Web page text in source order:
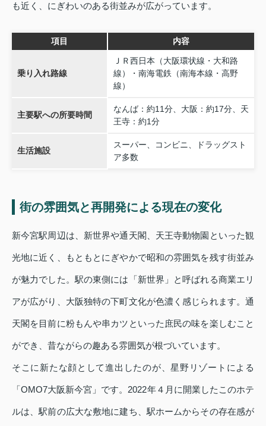
も近く、にぎわいのある街並みが広がっています。
項目 内容
乗り入れ路線
ＪＲ西日本（大阪環状線・大和路
線）・南海電鉄（南海本線・高野
線）
主要駅への所要時間
なんば：約11分、大阪：約17分、天
王寺：約1分
生活施設
スーパー、コンビニ、ドラッグスト
ア多数
街の雰囲気と再開発による現在の変化
新今宮駅周辺は、新世界や通天閣、天王寺動物園といった観
光地に近く、もともとにぎやかで昭和の雰囲気を残す街並み
が魅力でした。駅の東側には「新世界」と呼ばれる商業エリ
アが広がり、大阪独特の下町文化が色濃く感じられます。通
天閣を目前に粉もんや串カツといった庶民の味を楽しむこと
ができ、昔ながらの趣ある雰囲気が根づいています。
そこに新たな顔として進出したのが、星野リゾートによる
「OMO7大阪新今宮」です。2022年４月に開業したこのホテ
ルは、駅前の広大な敷地に建ち、駅ホームからその存在感が